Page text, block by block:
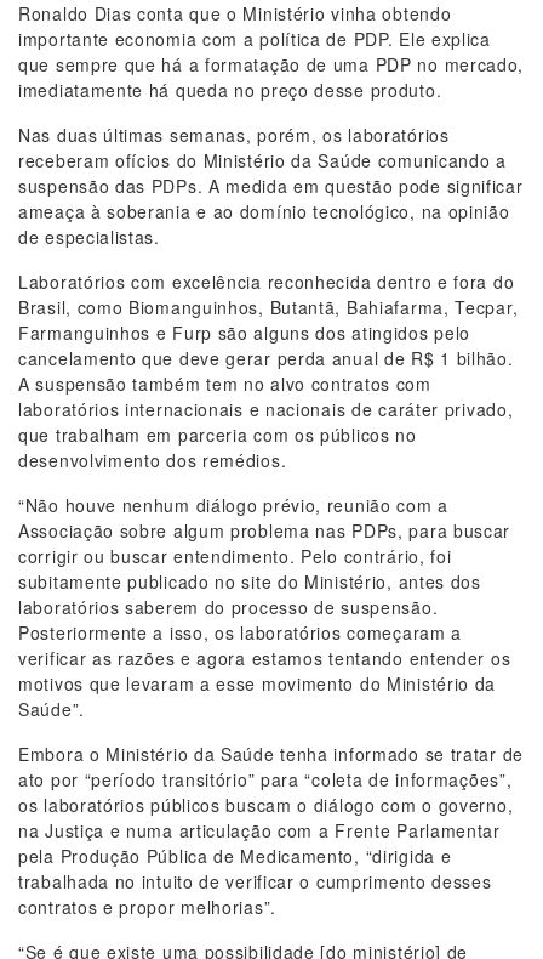
Ronaldo Dias conta que o Ministério vinha obtendo
importante economia com a política de PDP. Ele explica
que sempre que há a formatação de uma PDP no mercado,
imediatamente há queda no preço desse produto.
Nas duas últimas semanas, porém, os laboratórios
receberam ofícios do Ministério da Saúde comunicando a
suspensão das PDPs. A medida em questão pode significar
ameaça à soberania e ao domínio tecnológico, na opinião
de especialistas.
Laboratórios com excelência reconhecida dentro e fora do
Brasil, como Biomanguinhos, Butantã, Bahiafarma, Tecpar,
Farmanguinhos e Furp são alguns dos atingidos pelo
cancelamento que deve gerar perda anual de R$ 1 bilhão.
A suspensão também tem no alvo contratos com
laboratórios internacionais e nacionais de caráter privado,
que trabalham em parceria com os públicos no
desenvolvimento dos remédios.
“Não houve nenhum diálogo prévio, reunião com a
Associação sobre algum problema nas PDPs, para buscar
corrigir ou buscar entendimento. Pelo contrário, foi
subitamente publicado no site do Ministério, antes dos
laboratórios saberem do processo de suspensão.
Posteriormente a isso, os laboratórios começaram a
verificar as razões e agora estamos tentando entender os
motivos que levaram a esse movimento do Ministério da
Saúde”.
Embora o Ministério da Saúde tenha informado se tratar de
ato por “período transitório” para “coleta de informações”,
os laboratórios públicos buscam o diálogo com o governo,
na Justiça e numa articulação com a Frente Parlamentar
pela Produção Pública de Medicamento, “dirigida e
trabalhada no intuito de verificar o cumprimento desses
contratos e propor melhorias”.
“Se é que existe uma possibilidade [do ministério] de